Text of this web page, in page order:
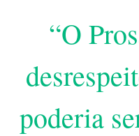
“O
poderia